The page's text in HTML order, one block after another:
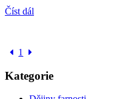
Číst dál
1
Kategorie